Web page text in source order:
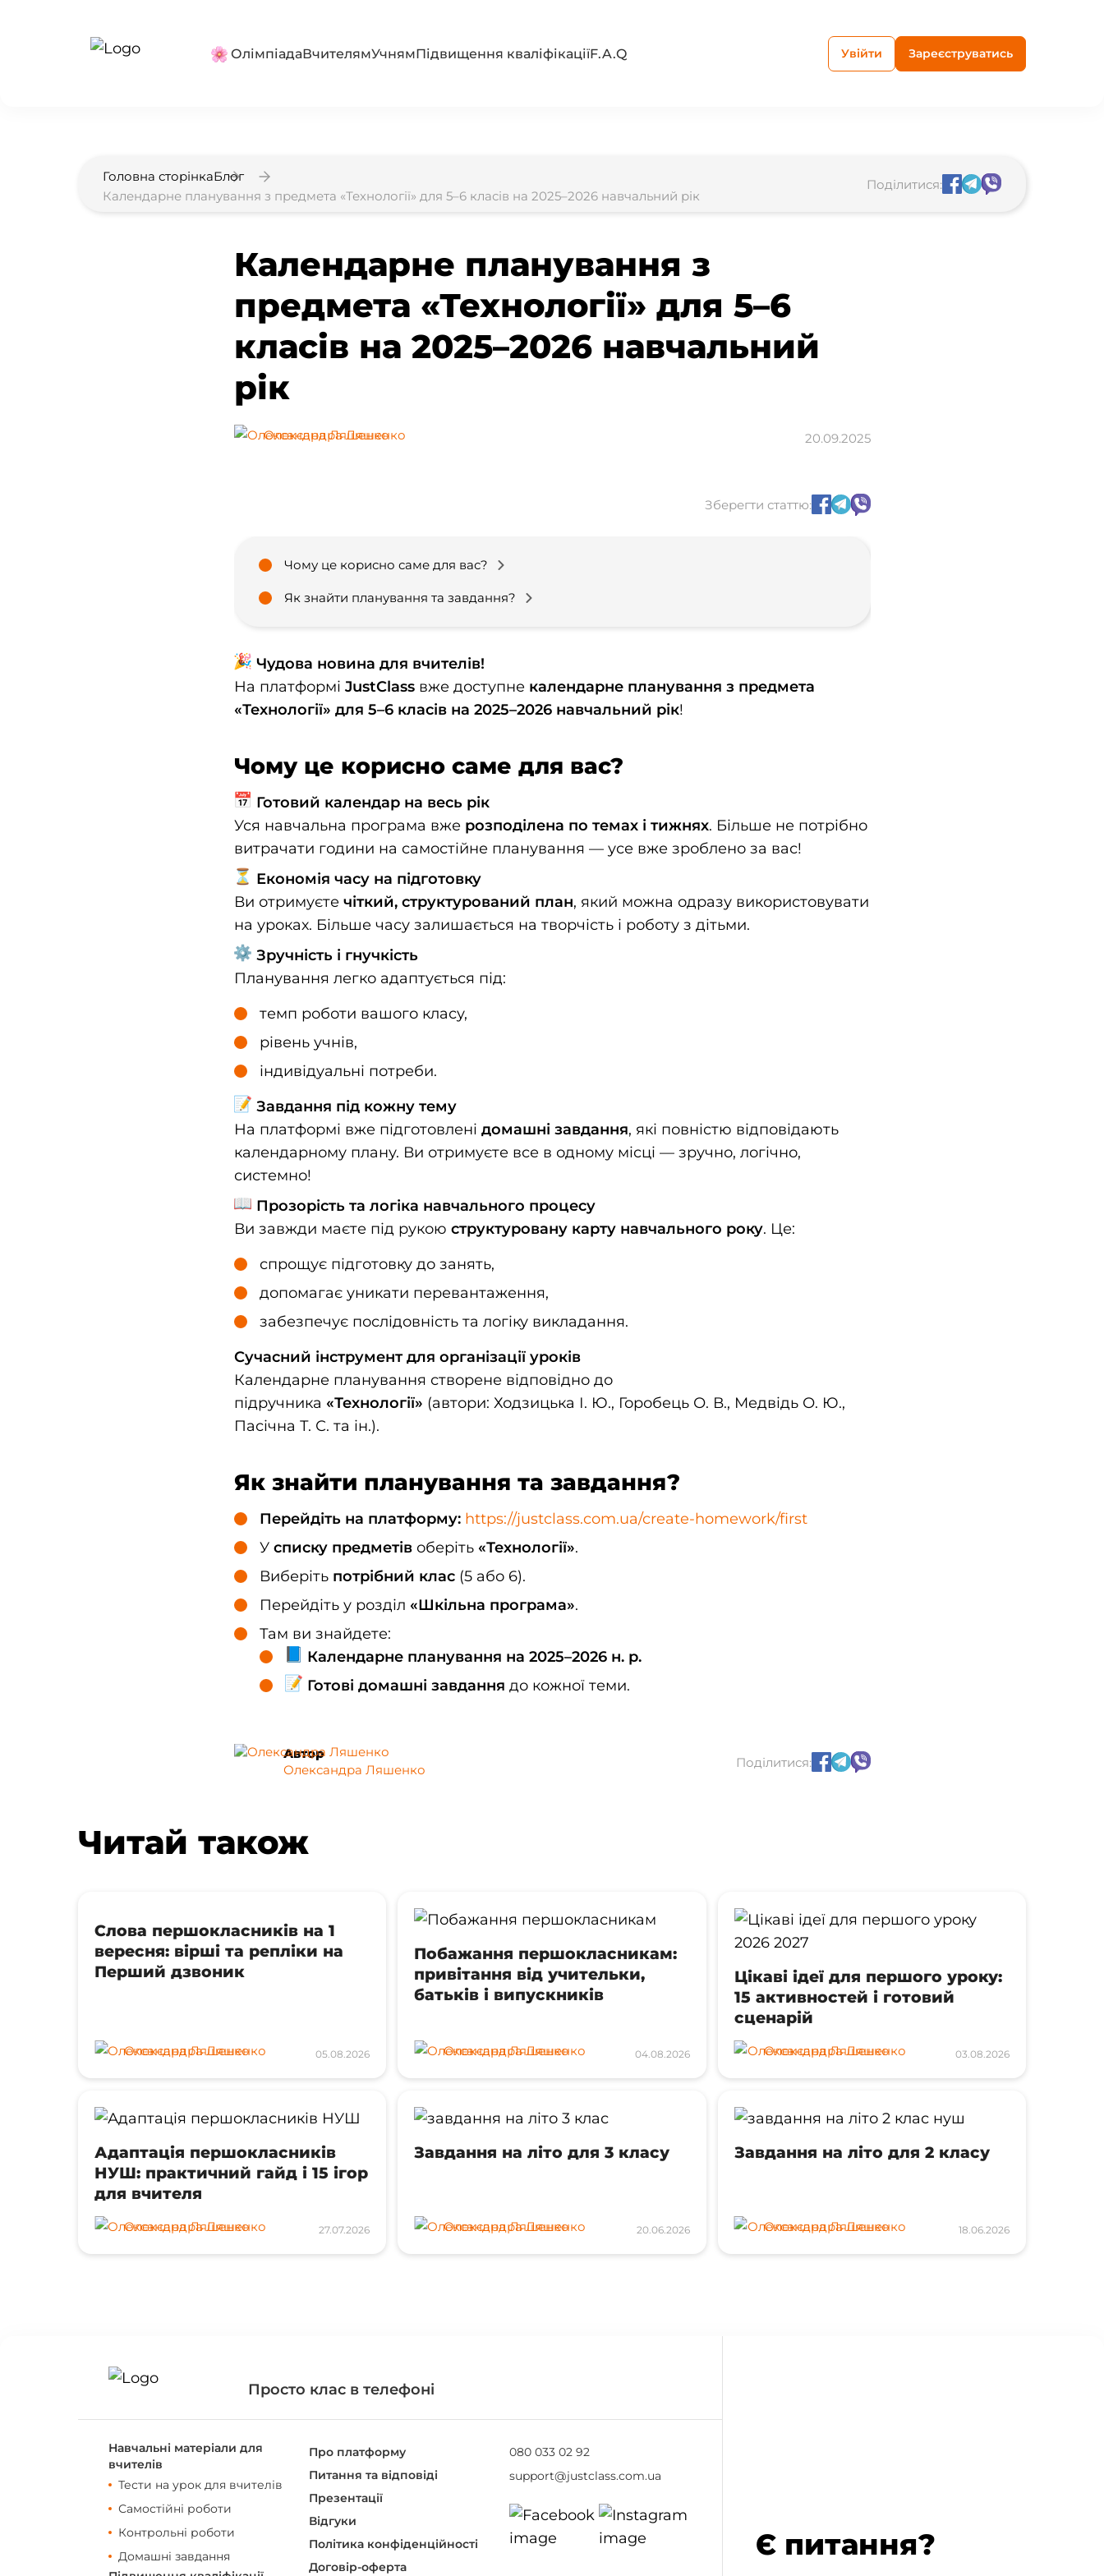
ОлімпіадаВчителямУчнямПідвищення кваліфікаціїF.A.Q Увійти Зареєструватись
Головна сторінкаБлог
Календарне планування з предмета «Технології» для 5–6 класів на 2025–2026 навчальний рік
Поділитися:
Календарне планування з
предмета «Технології» для 5–6
класів на 2025–2026 навчальний
рік
Олександра Ляшенко 20.09.2025
Зберегти статтю:
Чому це корисно саме для вас?
Як знайти планування та завдання?
Чудова новина для вчителів!
На платформі JustClassвже доступне календарне планування з предмета
«Технології» для 5–6 класів на 2025–2026 навчальний рік!
Чому це корисно саме для вас?
Готовий календар на весь рік
Уся навчальна програма вже розподілена по темах і тижнях. Більше не потрібно
витрачати години на самостійне планування — усе вже зроблено за вас!
Економія часу на підготовку
Ви отримуєте чіткий, структурований план, який можна одразу використовувати
на уроках. Більше часу залишається на творчість і роботу з дітьми.
Зручність і гнучкість
Планування легко адаптується під:
темп роботи вашого класу,
рівень учнів,
індивідуальні потреби.
Завдання під кожну тему
На платформі вже підготовлені домашні завдання, які повністю відповідають
календарному плану. Ви отримуєте все в одному місці — зручно, логічно,
системно!
Прозорість та логіка навчального процесу
Ви завжди маєте під рукою структуровану карту навчального року. Це:
спрощує підготовку до занять,
допомагає уникати перевантаження,
забезпечує послідовність та логіку викладання.
Сучасний інструмент для організації уроків
Календарне планування створене відповідно до
підручника «Технології» (автори: Ходзицька І. Ю., Горобець О. В., Медвідь О. Ю.,
Пасічна Т. С. та ін.).
Як знайти планування та завдання?
Перейдіть на платформу: https://justclass.com.ua/create-homework/first
У списку предметівоберіть «Технології».
Виберіть потрібний клас(5 або 6).
Перейдіть у розділ «Шкільна програма».
Там ви знайдете:
Календарне планування на 2025–2026 н. р.
Готові домашні завдання до кожної теми.
Автор
Олександра Ляшенко
Поділитися:
Читай також
Слова першокласників на 1
вересня: вірші та репліки на
Перший дзвоник
Олександра Ляшенко 05.08.2026
Побажання першокласникам:
привітання від учительки,
батьків і випускників
Олександра Ляшенко 04.08.2026
Цікаві ідеї для першого уроку:
15 активностей і готовий
сценарій
Олександра Ляшенко 03.08.2026
Адаптація першокласників
НУШ: практичний гайд і 15 ігор
для вчителя
Олександра Ляшенко 27.07.2026
Завдання на літо для 3 класу
Олександра Ляшенко 20.06.2026
Завдання на літо для 2 класу
Олександра Ляшенко 18.06.2026
Просто клас в телефоні
Навчальні матеріали для
вчителів
Тести на урок для вчителів
Самостійні роботи
Контрольні роботи
Домашні завдання
Про платформу
Питання та відповіді
Презентації
Відгуки
Політика конфіденційності
Договір-оферта
080 033 02 92
support@justclass.com.ua
Є питання?